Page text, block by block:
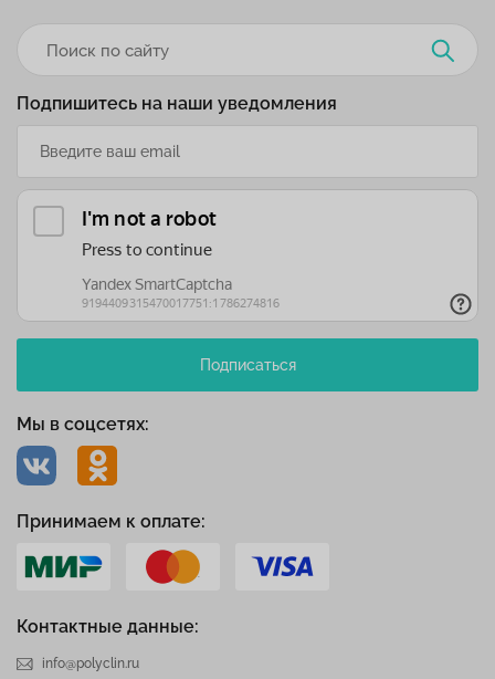
Контактные данные:
info@polyclin.ru
Мы в соцсетях:
Подпишитесь на наши уведомления
Подписаться
Принимаем к оплате: